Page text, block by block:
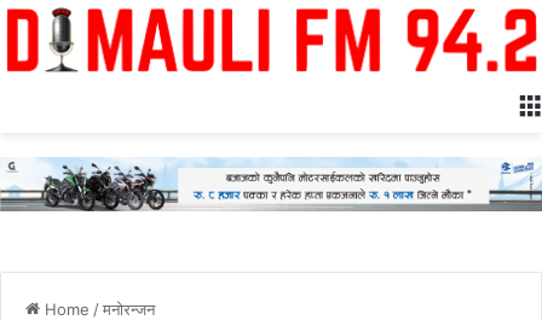
Home /मनोरन्जन